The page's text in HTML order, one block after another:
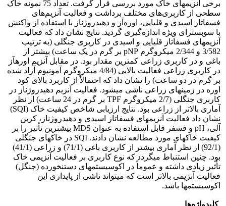
برخی آنزیمهای خاک‏ مورد بررسی قرار گرفت. تعداد 75 نمونه خاک
سطحی از کاربری‌های مختلف برداشت و فعالیت آنزیم‌های
فسفاتاز اسیدی و قلیایی، اوره‌آز و دهیدروژناز با استفاده از واکنش
با سوبسترای ویژه اندازه‌گیری گردید. نتایج نشان داد که فعالیت
آنزیم‏های فسفاتاز قلیایی و اسیدی در کاربری جنگلی (به ترتیب
3/582 و 2/344 میکروگرم pNP بر گرم در یک ساعت) بیشتر از
باغی و در کاربری زراعی کمترین مقدار بود. در مقابل آنزیم اور‏ه‏آز
در کاربری زراعی فعالیت بالایی (4/84 میکروگرم آمونیوم آزاد شده
بر گرم در دو ساعت) را نشان داد که احتمالاً از کاربرد بالای کود
اوره در زمین‏های زراعی ناشی می‏شود. فعالیت آنزیم دهیدروژناز در
کاربری جنگلی (2/7 میکروگرم TPF بر گرم در 24 ساعت) از نظر
آماری بالاتر از زراعی بود. نتایج ارزیابی شاخص کیفیت خاک (SQI)
نشان داد فعالیت آنزیم‏های فسفاتاز اسیدی و دهیدروژناز، کربن
آلی، pH و فسفر قابل استفاده به عنوان MDS بیشترین تأثیر را بر
کیفیت خاک‏های مورد مطالعه نشان دادند. SQI در خاک‏های جنگلی
(92/1) از نظر آماری بیشتر از کاربری باغی (71/1) و زراعی (41/1)
بود. چنین استنباط می‏گردد که نوع کاربری بر فعالیت آنزیمی خاک
تأثیر زیادی داشته و عموماً در اکوسیستم‏های دست‏نخورده (جنگل)
فعالیت آنزیمی بالاتر است که می‏تواند ناشی از پایداری این
اکوسیستم‏ها باشد.
کلیدواژه‌ها